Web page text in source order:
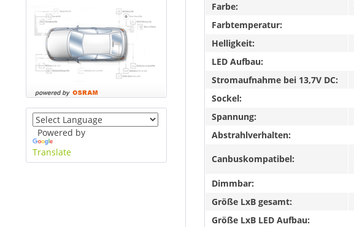
Powered by
Translate
Farbe:
Farbtemperatur:
Helligkeit:
LED Aufbau:
Stromaufnahme bei 13,7V DC:
Sockel:
Spannung:
Abstrahlverhalten:
Canbuskompatibel:
Dimmbar:
Größe LxB gesamt:
Größe LxB LED Aufbau: